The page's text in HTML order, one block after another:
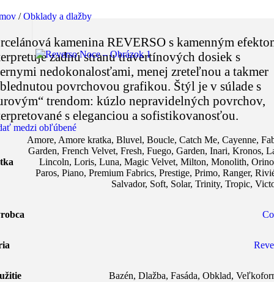
/ Obklady a dlažby
kamenina REVERSO s kamenným
zadnú stranu travertínových dosiek s
nedokonalosťami, menej zreteľnou a takmer
povrchovou grafikou. Štýl je v súlade s
trendom: kúzlo nepravidelných povrchov,
s eleganciou a sofistikovanosťou.
medzi obľúbené
Amore, Amore kratka, Bluvel, Boucle, Catch Me, Cayenne,
Garden, French Velvet, Fresh, Fuego, Garden, Inari, Kronos,
Lincoln, Loris, Luna, Magic Velvet, Milton, Monolith,
Paros, Piano, Premium Fabrics, Prestige, Primo, Ranger,
Salvador, Soft, Solar, Trinity, Tropic,
Bazén, Dlažba, Fasáda, Obklad,